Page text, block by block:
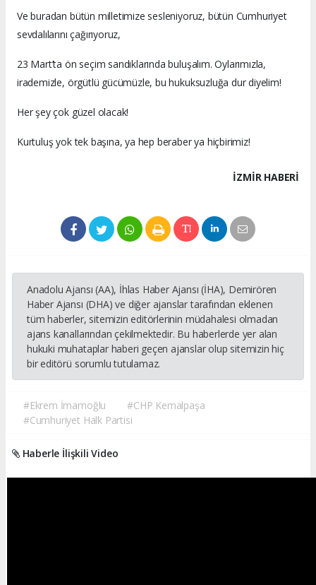
Ve buradan bütün milletimize sesleniyoruz, bütün Cumhuriyet
sevdalılarını çağırıyoruz,
23 Mart’ta ön seçim sandıklarında buluşalım. Oylarımızla,
irademizle, örgütlü gücümüzle, bu hukuksuzluğa dur diyelim!
Her şey çok güzel olacak!
Kurtuluş yok tek başına, ya hep beraber ya hiçbirimiz!
İZMIR HABERİ
Anadolu Ajansı (AA), İhlas Haber Ajansı (İHA), Demirören
Haber Ajansı (DHA) ve diğer ajanslar tarafından eklenen
tüm haberler, sitemizin editörlerinin müdahalesi olmadan
ajans kanallarından çekilmektedir. Bu haberlerde yer alan
hukuki muhataplar haberi geçen ajanslar olup sitemizin hiç
bir editörü sorumlu tutulamaz.
#Ekrem İmamoğlu
#CHP Kemalpaşa
#Cumhuriyet Halk Partisi
Haberle İlişkili Video